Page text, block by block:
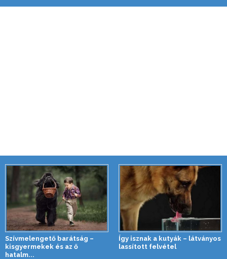
Szívmelengető barátság –
kisgyermekek és az ő
hatalm...
Így isznak a kutyák – látványos
lassított felvétel